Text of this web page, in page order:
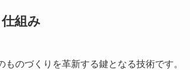
組み
のづくりを革新する鍵となる技術です。